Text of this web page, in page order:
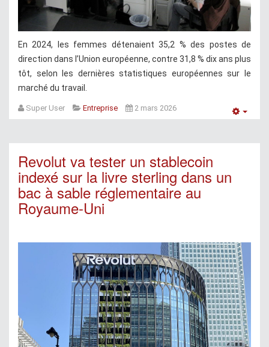
En 2024, les femmes détenaient 35,2 % des postes de
direction dans l’Union européenne, contre 31,8 % dix ans plus
tôt, selon les dernières statistiques européennes sur le
marché du travail.
Super User Entreprise 2 mars 2026
Revolut va tester un stablecoin
indexé sur la livre sterling dans un
bac à sable réglementaire au
Royaume-Uni